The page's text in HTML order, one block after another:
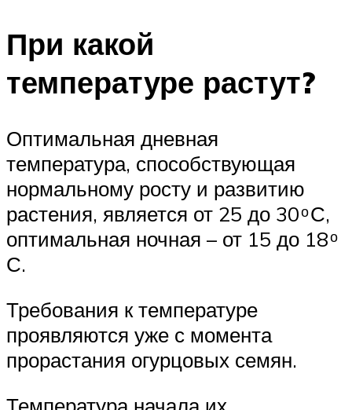
При какой
температуре растут?
Оптимальная дневная
температура, способствующая
нормальному росту и развитию
растения, является от 25 до 30 ͦ С,
оптимальная ночная – от 15 до 18 ͦ
С.
Требования к температуре
проявляются уже с момента
прорастания огурцовых семян.